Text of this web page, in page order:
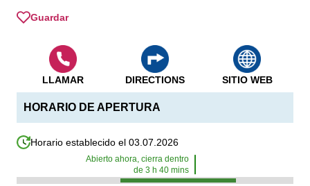
Guardar
HORARIO DE APERTURA
Horario establecido el 03.07.2026
Abierto ahora, cierra dentro
de3 h40 mins
LLAMAR DIRECTIONS SITIO WEB